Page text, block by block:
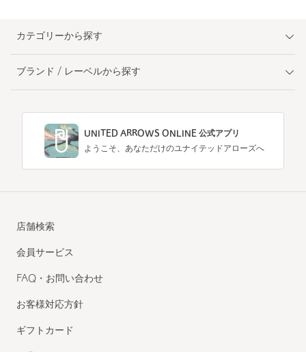
カテゴリーから探す
ブランド / レーベルから探す
UNITED ARROWS ONLINE 公式アプリ
ようこそ、あなただけのユナイテッドアローズへ
店舗検索
会員サービス
FAQ・お問い合わせ
お客様対応方針
ギフトカード